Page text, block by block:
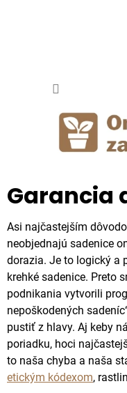
Garancia
Asi najčastejším
neobjednajú sadenice
dorazia. Je to logický a
krehké sadenice. Preto
podnikania vytvorili
nepoškodených
pustiť z hlavy. Aj keby
poriadku, hoci
to naša chyba a naša
etickým kódexom,